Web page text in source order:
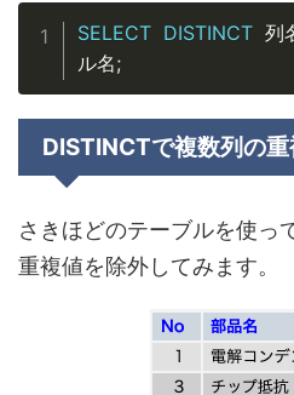
SELECT DISTINCT 列
ル名;
DISTINCTで複数列の
さきほどのテーブルを使っ
重複値を除外してみます。